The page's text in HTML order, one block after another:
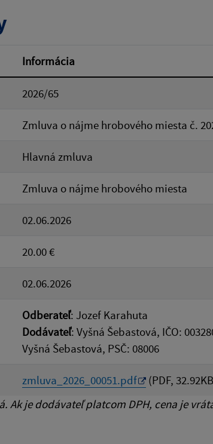
Informácia
2026/65
Zmluva o nájme hrobového miesta č.
Hlavná zmluva
Zmluva o nájme hrobového miesta
02.06.2026
20.00 €
02.06.2026
Odberateľ: Jozef Karahuta
Dodávateľ: Vyšná Šebastová, IČO:
Vyšná Šebastová, PSČ: 08006
zmluva_2026_00051.pdf
(PDF,
Ak je dodávateľ platcom DPH, cena je